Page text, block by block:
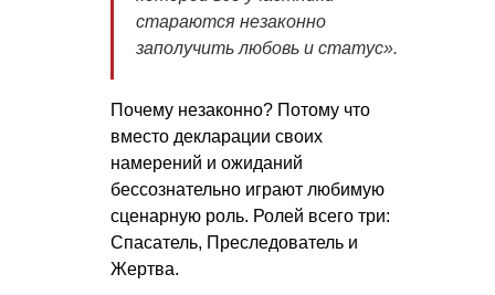
стараются незаконно
заполучить любовь и статус».
Почему незаконно? Потому что
вместо декларации своих
намерений и ожиданий
бессознательно играют любимую
сценарную роль. Ролей всего три:
Спасатель, Преследователь и
Жертва.